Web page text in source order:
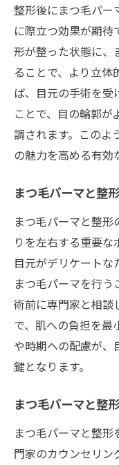
ス法
まつ毛パ
授
まつ毛パ
ント
まつ毛パ
まつ毛パ
方法
まつ毛パーマ
まつ毛パ
まつ毛パ
い
まつ毛パ
説
まつ毛パ
まつ毛パ
まつ毛パ
まつ毛パ
整形後にまつ毛パー
に際立つ効果が期待
形が整った状態に、
ることで、より立体
ば、目元の手術を受
ことで、目の輪郭
調されます。このよ
の魅力を高める有効
まつ毛パーマと整
まつ毛パーマと整
りを左右する重要
目元がデリケートな
まつ毛パーマを行
術前に専門家と相談
で、肌への負担を最
や時期への配慮が、
鍵となります。
まつ毛パーマと整
まつ毛パーマと整
門家のカウンセリン